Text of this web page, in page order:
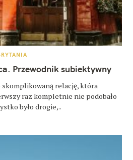
Przewodnik subiektywny
relację, która
raz kompletnie nie podobało
było drogie,..